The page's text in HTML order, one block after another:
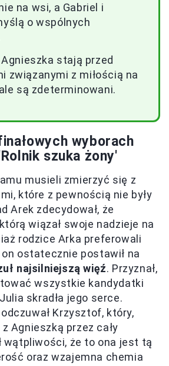
na wsi, a Gabriel i
o wspólnych
stają przed
związanymi z miłością na
są zdeterminowani.
wyborach
szuka żony'
musieli zmierzyć się z
które z pewnością nie były
Arek zdecydował, że
wiązał swoje nadzieje na
rodzice Arka preferowali
ostatecznie postawił na
najsilniejszą więź. Przyznał,
wszystkie kandydatki
skradła jego serce.
Krzysztof, który,
Agnieszką przez cały
wątpliwości, że to ona jest tą
oraz wzajemna chemia